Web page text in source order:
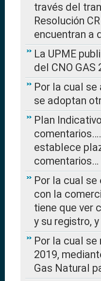
través del
Resolución
encuentran a
La UPME
del CNO
Por la cual
se adoptan
Plan
establece
comentarios…
Por la cual
con la
tiene que ver
y su registro,
Por la cual
2019,
Gas Natural